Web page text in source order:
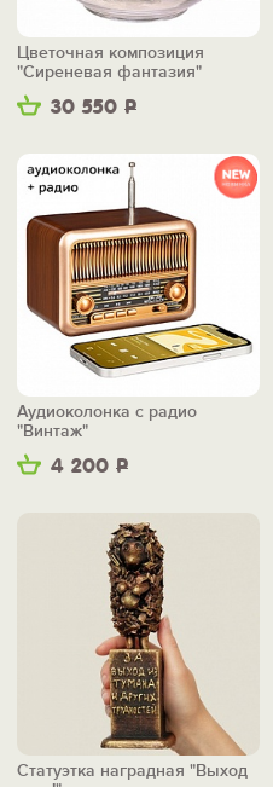
30 550 Р
Цветочная композиция
"Сиреневая фантазия"
4 200 Р
Аудиоколонка с радио
"Винтаж"
Статуэтка наградная "Выход